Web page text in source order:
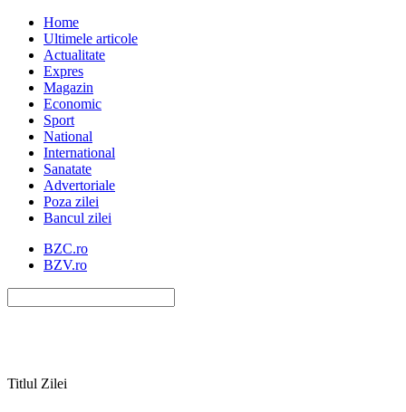
Home
Ultimele articole
Actualitate
Expres
Magazin
Economic
Sport
National
International
Sanatate
Advertoriale
Poza zilei
Bancul zilei
BZC.ro
BZV.ro
Titlul Zilei